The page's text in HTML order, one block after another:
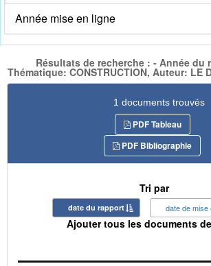
Année mise en ligne
Résultats de recherche : - Année du
Thématique: CONSTRUCTION, Auteur: LE
1 documents trouvés
PDF Tableau
PDF Bibliographie
Tri par
date du rapport date de mise
Ajouter tous les documents